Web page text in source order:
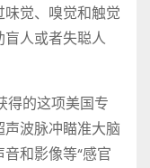
觉、嗅觉和触觉
人或者失聪人
的这项美国专
波脉冲瞄准大脑
和影像等“感官